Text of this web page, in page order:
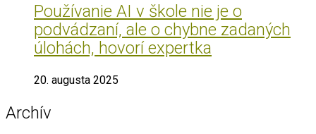
Používanie AI v škole nie je o
podvádzaní, ale o chybne zadaných
úlohách, hovorí expertka
20. augusta 2025
Archív